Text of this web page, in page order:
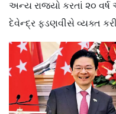
અન્ય રાજ્યો કરતાં ૨૦
દેવેન્દ્ર ફડણવીસે વ્યક્ત